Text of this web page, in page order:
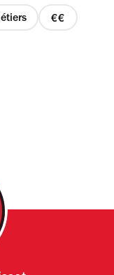
prix